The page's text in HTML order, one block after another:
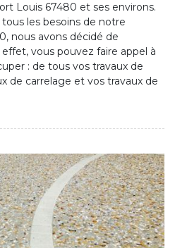
Louis 67480 et ses environs.
les besoins de notre
nous avons décidé de
vous pouvez faire appel à
: de tous vos travaux de
de carrelage et vos travaux de